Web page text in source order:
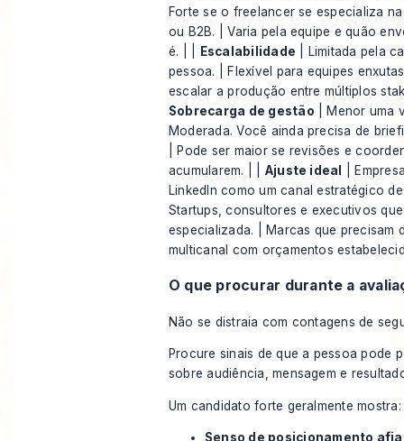
Forte se o freelancer se especializa
ou B2B. | Varia pela equipe e quão
é. | |
Escalabilidade | Limitada pela
pessoa. | Flexível para equipes
escalar a produção entre múltiplos
Sobrecarga de gestão | Menor uma
Moderada. Você ainda precisa de
| Pode ser maior se revisões e
acumularem. | | Ajuste ideal
|
LinkedIn como um canal estratégico
Startups, consultores e executivos
especializada. | Marcas que precisam
multicanal com orçamentos
O que procurar durante a
Não se distraia com contagens de
Procure sinais de que a pessoa pode
sobre audiência, mensagem e
Um candidato forte geralmente mostra:
Senso de posicionamento